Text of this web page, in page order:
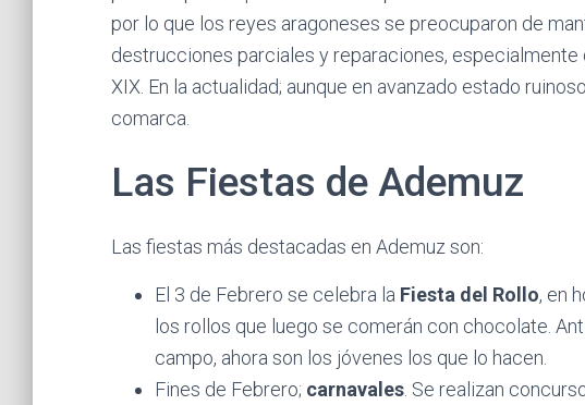
por lo que los reyes aragoneses se preocuparon de
destrucciones parciales y reparaciones,
XIX. En la actualidad; aunque en avanzado estado
comarca.
Las Fiestas de Ademuz
Las fiestas más destacadas en Ademuz son:
El 3 de Febrero se celebra la Fiesta del Rollo, en
los rollos que luego se comerán con chocolate.
campo, ahora son los jóvenes los que lo hacen.
Fines de Febrero; carnavales . Se realizan